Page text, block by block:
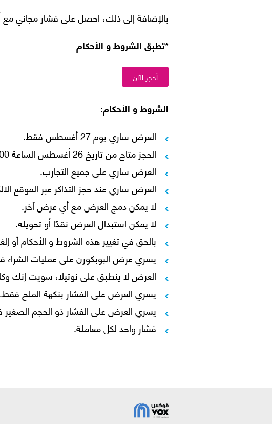
بالإضافة إلى ذلك، احصل على فشار مجاني
*تطبق الشروط و الأحكام
أحجز الآن
الشروط و الأحكام:
العرض ساري يوم 27 أغسطس فقط.
الحجز متاح من تاريخ 26 أغسطس الساعة 10:00 مساءً.
العرض ساري على جميع التجارب.
العرض ساري عند حجز التذاكر عبر الموقع
لا يمكن دمج العرض مع أي عرض آخر.
لا يمكن استبدال العرض نقدًا أو تحويله.
بالحق في تغيير هذه الشروط و الأحكام أو
يسري عرض البوبكورن على عمليات الشراء
العرض لا ينطبق على نوتيلا، سويت إنك
يسري العرض على الفشار بنكهة الملح فقط.
يسري العرض على الفشار ذو الحجم
فشار واحد لكل معاملة.